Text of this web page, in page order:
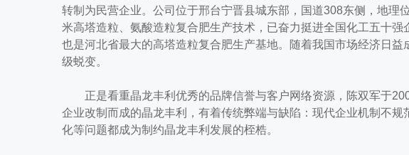
转制为民营企业。公司位于邢台宁晋县城东部，国道308东侧，地理
米高塔造粒、氨酸造粒复合肥生产技术，已奋力挺进全国化工五十强
也是河北省最大的高塔造粒复合肥生产基地。随着我国市场经济日
级蜕变。
正是看重晶龙丰利优秀的品牌信誉与客户网络资源，陈双军于
企业改制而成的晶龙丰利，有着传统弊端与缺陷：现代企业机制不
化等问题都成为制约晶龙丰利发展的桎梏。